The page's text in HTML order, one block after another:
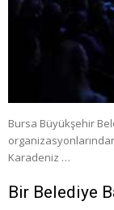
Bursa Büyükşehir
Karadeniz …
Bir Belediye